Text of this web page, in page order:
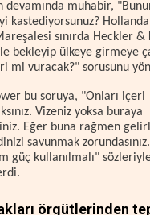
devamında muhabir,
kastediyorsunuz? Hollanda
sınırda Heckler &
bekleyip ülkeye girmeye
mi vuracak?" sorusunu
bu soruya, "Onları içeri
Vizeniz yoksa buraya
Eğer buna rağmen
savunmak zorundasınız.
güç kullanılmalı"
örgütlerinden